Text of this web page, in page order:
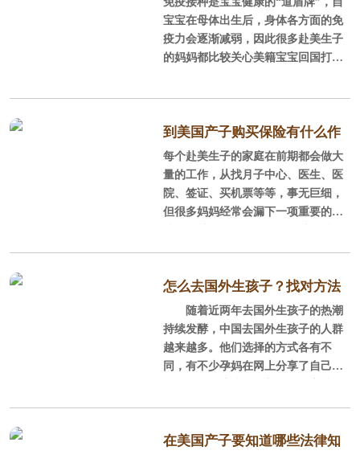
宝宝在母体出生后，身体各方面的免
疫力会逐渐减弱，因此很多赴美生子
的妈妈都比较关心美籍宝宝回国打疫
统一接种？美福嘉儿来回答你！
到美国产子购买保险有什么作
用？
每个赴美生子的家庭在前期都会做大
量的工作，从找月子中心、医生、医
院、签证、买机票等等，事无巨细，
但很多妈妈经常会漏下一项重要的事
知道风险点哪。总的来说赴美生子分
为备孕期、怀孕准备期、在美期间及
回国4个阶段，一个准备充分的妈妈既
要未雨绸缪又要蒿瞻远瞩，洞悉现
在、将来可能发生的一切风险。
怎么去国外生孩子？找对方法
事半功倍
随着近两年去国外生孩子的热潮
持续发酵，中国去国外生孩子的人群
越来越多。他们选择的方式各有不
同，有不少孕妈在网上分享了自己的
美生子行业多年的经验，来告诉孕妈
在美国产子要知道哪些法律知